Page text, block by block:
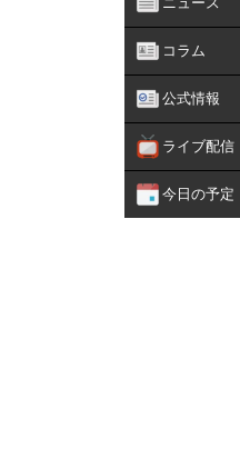
コラム
公式情報
ライブ配信
今日の予定